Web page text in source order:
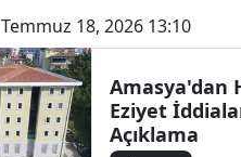
Temmuz 18, 2026 13:10
Amasya'dan
Eziyet
Açıklama